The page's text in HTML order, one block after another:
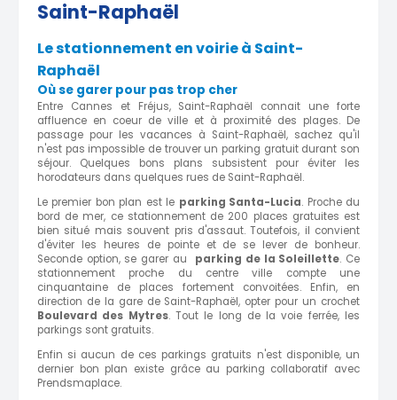
Saint-Raphaël
Le stationnement en voirie à Saint-
Raphaël
Où se garer pour pas trop cher
Entre Cannes et Fréjus, Saint-Raphaël connait une forte
affluence en coeur de ville et à proximité des plages. De
passage pour les vacances à Saint-Raphaël, sachez qu'il
n'est pas impossible de trouver un parking gratuit durant son
séjour. Quelques bons plans subsistent pour éviter les
horodateurs dans quelques rues de Saint-Raphaël.
Le premier bon plan est le parking Santa-Lucia. Proche du
bord de mer, ce stationnement de 200 places gratuites est
bien situé mais souvent pris d'assaut. Toutefois, il convient
d'éviter les heures de pointe et de se lever de bonheur.
Seconde option, se garer au parking de la Soleillette. Ce
stationnement proche du centre ville compte une
cinquantaine de places fortement convoitées. Enfin, en
direction de la gare de Saint-Raphaël, opter pour un crochet
Boulevard des Mytres. Tout le long de la voie ferrée, les
parkings sont gratuits.
Enfin si aucun de ces parkings gratuits n'est disponible, un
dernier bon plan existe grâce au parking collaboratif avec
Prendsmaplace.